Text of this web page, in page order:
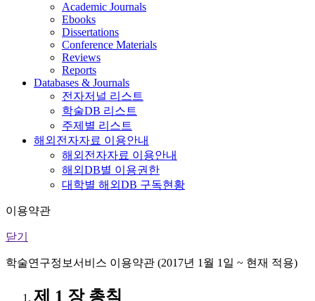
Academic Journals
Ebooks
Dissertations
Conference Materials
Reviews
Reports
Databases & Journals
전자저널 리스트
학술DB 리스트
주제별 리스트
해외전자자료 이용안내
해외전자자료 이용안내
해외DB별 이용권한
대학별 해외DB 구독현황
이용약관
닫기
학술연구정보서비스 이용약관 (2017년 1월 1일 ~ 현재 적용)
제 1 장 총칙